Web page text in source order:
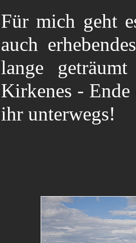
Für mich geht
auch
lange
Kirkenes -
ihr unterwegs!